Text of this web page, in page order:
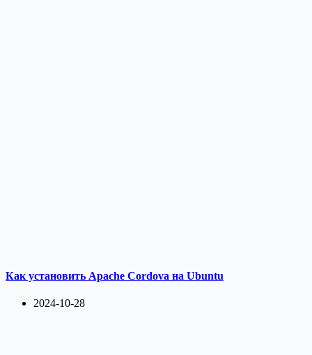
Как установить Apache Cordova на Ubuntu
2024-10-28